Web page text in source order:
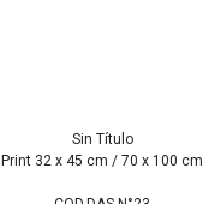
Sin Título
Print 32 x 45 cm / 70 x 100 cm